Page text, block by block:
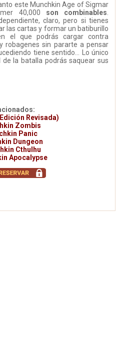
este Munchkin Age of Sigmar
40,000 son combinables.
claro, pero si tienes
las cartas y formar un batiburillo
el que podrás cargar contra
robagenes sin pararte a pensar
tiene sentido… Lo único
la batalla podrás saquear sus
Revisada)
Zombis
Panic
Dungeon
Cthulhu
Apocalypse